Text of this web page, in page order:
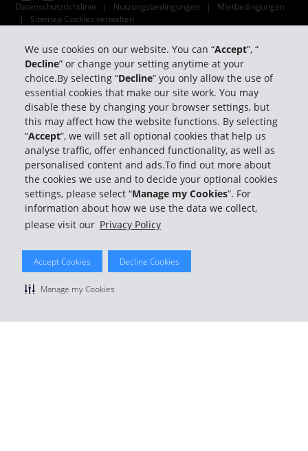
We use cookies on our website. You can “Accept”, “
Decline” or change your setting anytime at your
choice.By selecting “Decline” you only allow the use of
essential cookies that make our site work. You may
disable these by changing your browser settings, but
this may affect how the website functions. By selecting
“Accept”, we will set all optional cookies that help us
analyse traffic, offer enhanced functionality, as well as
personalised content and ads.To find out more about
the cookies we use and to decide your optional cookies
settings, please select “Manage my Cookies”. For
information about how we use the data we collect,
please visit our Privacy Policy
Accept Cookies Decline Cookies
Manage my Cookies
Datenschutzrichtlinie
| Nutzungsbedingungen |
Mietbedingungen
|
Sitemap Cookies verwalten
Mitgliederpreise
Schnelle Abholungen und Rückgaben
Kostenlose Miettage sammeln
Kostenlos anmelden
oder Mitgliedsanmeldung